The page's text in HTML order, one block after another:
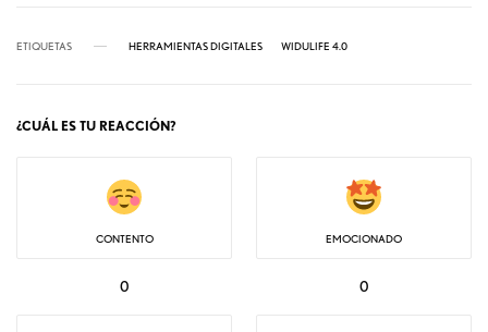
ETIQUETAS HERRAMIENTAS DIGITALES WIDULIFE 4.0
¿CUÁL ES TU REACCIÓN?
CONTENTO
0
EMOCIONADO
0